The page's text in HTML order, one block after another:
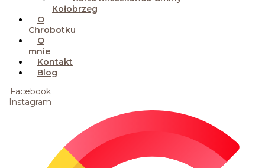
Kołobrzeg
O
Chrobotku
O
mnie
Kontakt
Blog
Facebook
Instagram